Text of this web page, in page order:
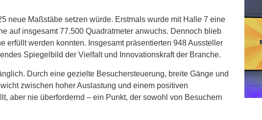
neue Maßstäbe setzen würde. Erstmals wurde mit Halle 7 eine
auf insgesamt 77.500 Quadratmeter anwuchs. Dennoch blieb
erfüllt werden konnten. Insgesamt präsentierten 948 Aussteller
Spiegelbild der Vielfalt und Innovationskraft der Branche.
Durch eine gezielte Besuchersteuerung, breite Gänge und
zwischen hoher Auslastung und einem positiven
aber nie überfordernd – ein Punkt, der sowohl von Besuchern